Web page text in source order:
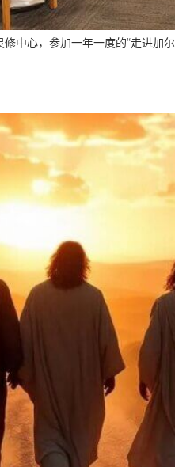
中心，参加一年一度的“走进加